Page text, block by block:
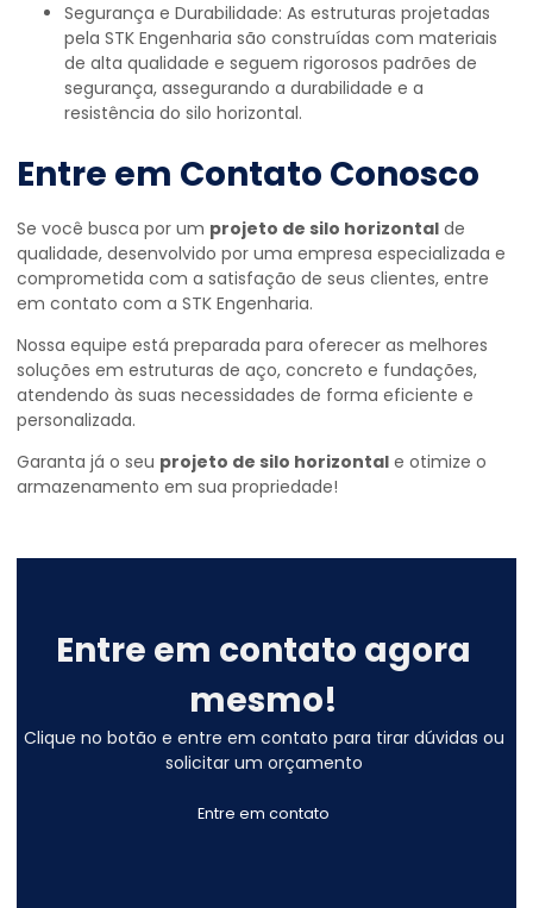
Segurança e Durabilidade: As estruturas projetadas
pela STK Engenharia são construídas com materiais
de alta qualidade e seguem rigorosos padrões de
segurança, assegurando a durabilidade e a
resistência do silo horizontal.
Entre em Contato Conosco
Se você busca por um projeto de silo horizontal de
qualidade, desenvolvido por uma empresa especializada e
comprometida com a satisfação de seus clientes, entre
em contato com a STK Engenharia.
Nossa equipe está preparada para oferecer as melhores
soluções em estruturas de aço, concreto e fundações,
atendendo às suas necessidades de forma eficiente e
personalizada.
Garanta já o seu projeto de silo horizontal e otimize o
armazenamento em sua propriedade!
Entre em contato agora
mesmo!
Clique no botão e entre em contato para tirar dúvidas ou
solicitar um orçamento
Entre em contato